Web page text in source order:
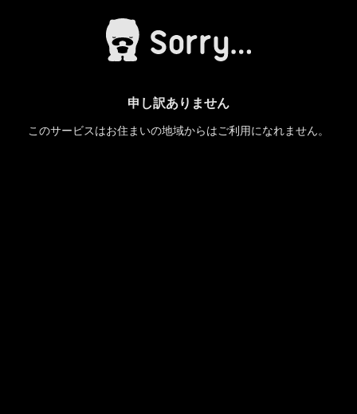
申し訳ありません
このサービスはお住まいの地域からはご利用になれません。